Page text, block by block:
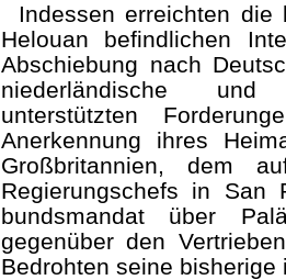
Indessen erreichten
Helouan befindlichen
Abschiebung nach
niederländische und
unterstützten
Anerkennung ihres
Großbritannien, dem
Regierungschefs in
bundsmandat über
gegenüber den
Bedrohten seine